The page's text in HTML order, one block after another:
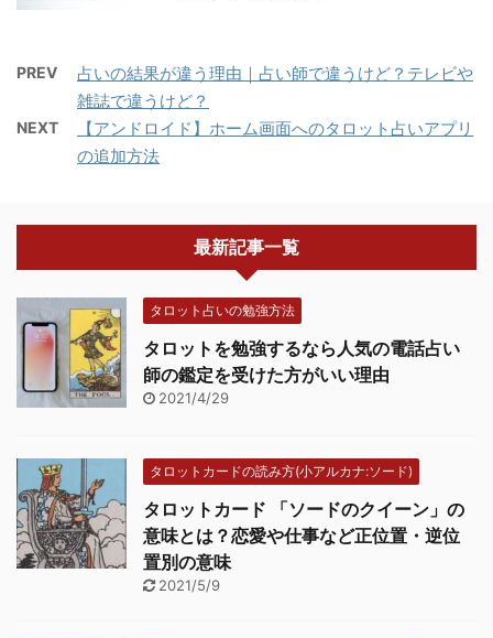
PREV
占いの結果が違う理由｜占い師で違うけど？テレビや
雑誌で違うけど？
NEXT
【アンドロイド】ホーム画面へのタロット占いアプリ
の追加方法
最新記事一覧
タロット占いの勉強方法
タロットを勉強するなら人気の電話占い
師の鑑定を受けた方がいい理由
2021/4/29
タロットカードの読み方(小アルカナ:ソード)
タロットカード 「ソードのクイーン」の
意味とは？恋愛や仕事など正位置・逆位
置別の意味
2021/5/9